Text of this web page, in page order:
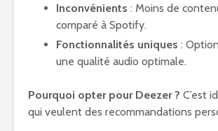
Inconvénients : Moins de
comparé à Spotify.
Fonctionnalités uniques :
une qualité audio optimale.
Pourquoi opter pour Deezer ? C’est
qui veulent des recommandations